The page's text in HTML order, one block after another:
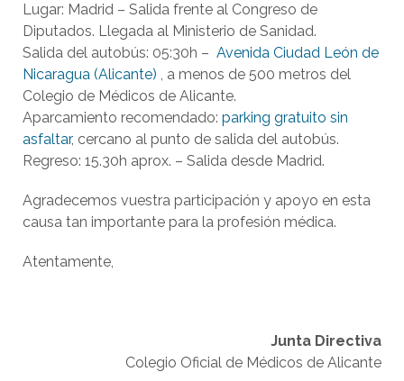
Lugar: Madrid – Salida frente al Congreso de
Diputados. Llegada al Ministerio de Sanidad.
Salida del autobús: 05:30h – Avenida Ciudad León de
Nicaragua (Alicante) , a menos de 500 metros del
Colegio de Médicos de Alicante.
Aparcamiento recomendado: parking gratuito sin
asfaltar, cercano al punto de salida del autobús.
Regreso: 15.30h aprox. – Salida desde Madrid.
Agradecemos vuestra participación y apoyo en esta
causa tan importante para la profesión médica.
Atentamente,
Junta Directiva
Colegio Oficial de Médicos de Alicante